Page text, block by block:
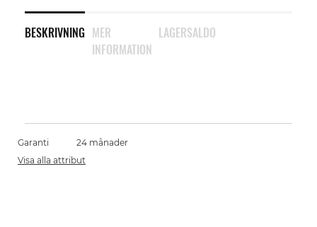
BESKRIVNING MER
INFORMATION
LAGERSALDO
Garanti
24 månader
Visa alla attribut